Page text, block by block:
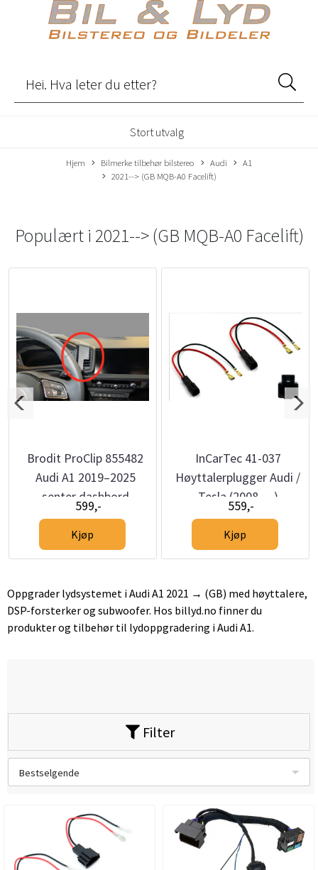
Stort utvalg
Hjem Bilmerke tilbehør bilstereo Audi
A1
2021--> (GB MQB-A0 Facelift)
Populært i 2021--> (GB MQB-A0 Facelift)
Brodit ProClip 855482
Audi A1 2019–2025
senter dashbord
montering
599,-
Kjøp
InCarTec 41-037
Høyttalerplugger Audi /
Tesla (2008 →)
559,-
Kjøp
Oppgrader lydsystemet i Audi A1 2021 → (GB) med høyttalere,
DSP-forsterker og subwoofer. Hos billyd.no finner du
produkter og tilbehør til lydoppgradering i Audi A1.
Filter
Bestselgende